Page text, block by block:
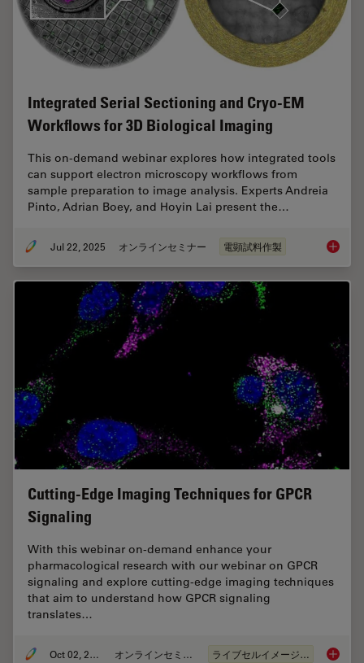
Integrated Serial Sectioning and Cryo-EM
Workflows for 3D Biological Imaging
This on-demand webinar explores how integrated tools
can support electron microscopy workflows from
sample preparation to image analysis. Experts Andreia
Pinto, Adrian Boey, and Hoyin Lai present the…
Jul 22, 2025 オンラインセミナー 電顕試料作製
Cutting-Edge Imaging Techniques for GPCR
Signaling
With this webinar on-demand enhance your
pharmacological research with our webinar on GPCR
signaling and explore cutting-edge imaging techniques
that aim to understand how GPCR signaling
translates…
Oct 02, 2024 オンラインセミナー ライブセルイメージング